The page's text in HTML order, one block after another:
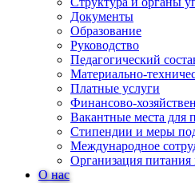
Документы
Образование
Руководство
Педагогический
Материально-
Платные услуги
Финансово-
Вакантные места для
Стипендии и меры
Международное
Организация
О нас